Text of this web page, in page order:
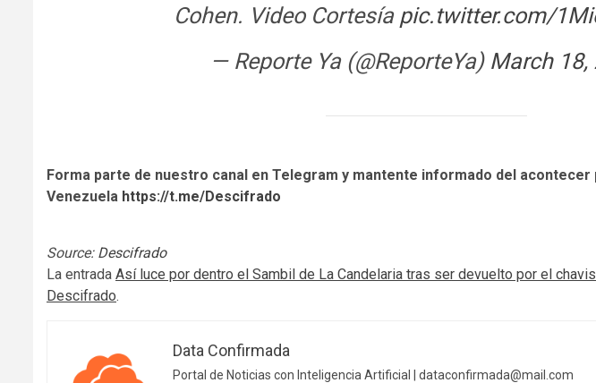
Cohen. Video Cortesía pic.twitter.com/
— Reporte Ya (@ReporteYa) March 18,
Forma parte de nuestro canal en Telegram y mantente informado del
Venezuela https://t.me/Descifrado
Source: Descifrado
La entrada Así luce por dentro el Sambil de La Candelaria tras ser devuelto por el
Descifrado.
Data Confirmada
Portal de Noticias con Inteligencia Artificial | dataconfirmada@mail.com